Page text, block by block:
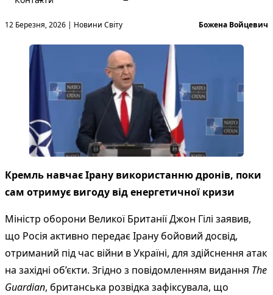
12 Березня, 2026 |
Опубліковано вНовини Світу Божена Войцевич
Кремль навчає Ірану використанню дронів, поки
сам отримує вигоду від енергетичної кризи
Міністр оборони Великої Британії Джон Гілі заявив,
що Росія активно передає Ірану бойовий досвід,
отриманий під час війни в Україні, для здійснення атак
на західні об’єкти. Згідно з повідомленням видання The
Guardian, британська розвідка зафіксувала, що